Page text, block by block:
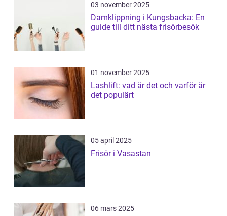
03 november 2025
Damklippning i Kungsbacka: En
guide till ditt nästa frisörbesök
01 november 2025
Lashlift: vad är det och varför är
det populärt
05 april 2025
Frisör i Vasastan
06 mars 2025